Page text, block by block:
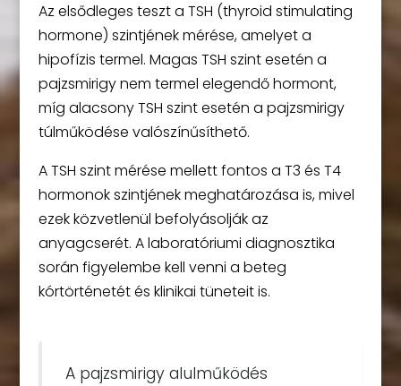
Az elsődleges teszt a TSH (thyroid stimulating
hormone) szintjének mérése, amelyet a
hipofízis termel. Magas TSH szint esetén a
pajzsmirigy nem termel elegendő hormont,
míg alacsony TSH szint esetén a pajzsmirigy
túlműködése valószínűsíthető.
A TSH szint mérése mellett fontos a T3 és T4
hormonok szintjének meghatározása is, mivel
ezek közvetlenül befolyásolják az
anyagcserét. A laboratóriumi diagnosztika
során figyelembe kell venni a beteg
kórtörténetét és klinikai tüneteit is.
A pajzsmirigy alulműködés